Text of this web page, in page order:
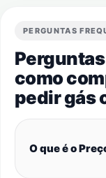
PERGUNTAS
como
pedir gás
O que é o